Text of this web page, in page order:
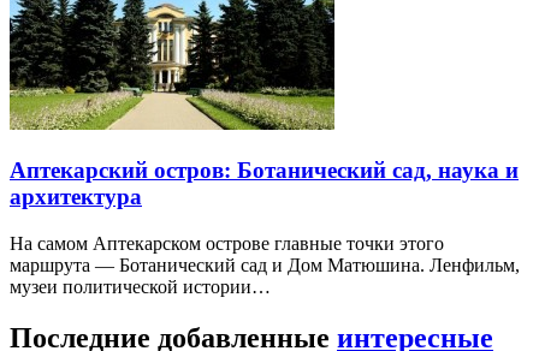
Аптекарский остров: Ботанический сад, наука и
архитектура
На самом Аптекарском острове главные точки этого
маршрута — Ботанический сад и Дом Матюшина. Ленфильм,
музеи политической истории…
Последние добавленные интересные